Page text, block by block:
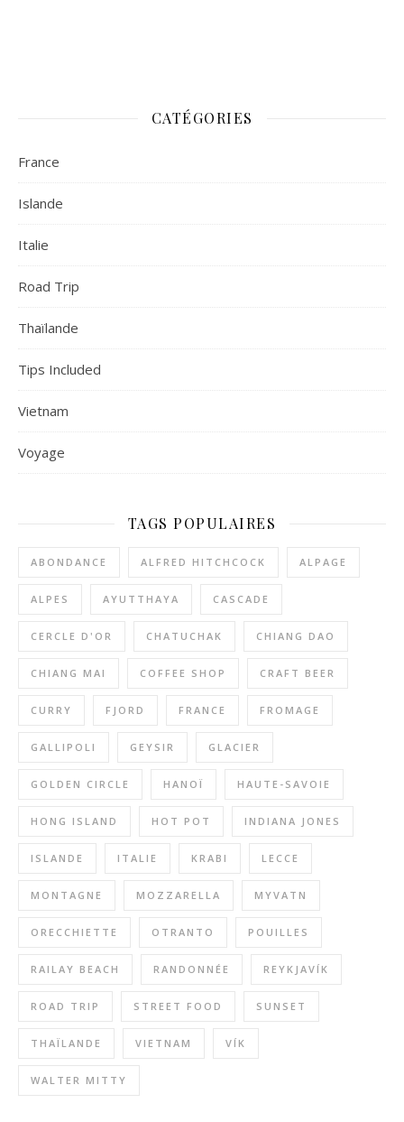
CATÉGORIES
France
Islande
Italie
Road Trip
Thaïlande
Tips Included
Vietnam
Voyage
TAGS POPULAIRES
ABONDANCE ALFRED HITCHCOCK ALPAGE
ALPES AYUTTHAYA CASCADE
CERCLE D'OR CHATUCHAK CHIANG DAO
CHIANG MAI COFFEE SHOP CRAFT BEER
CURRY FJORD FRANCE FROMAGE
GALLIPOLI GEYSIR GLACIER
GOLDEN CIRCLE HANOÏ HAUTE-SAVOIE
HONG ISLAND HOT POT INDIANA JONES
ISLANDE ITALIE KRABI LECCE
MONTAGNE MOZZARELLA MYVATN
ORECCHIETTE OTRANTO POUILLES
RAILAY BEACH RANDONNÉE REYKJAVÍK
ROAD TRIP STREET FOOD SUNSET
THAÏLANDE VIETNAM VÍK
WALTER MITTY